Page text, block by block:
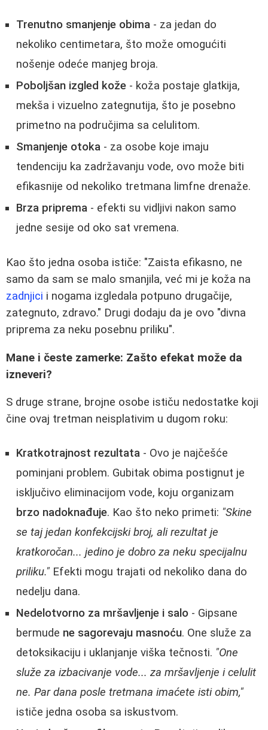
Trenutno smanjenje obima - za jedan do
nekoliko centimetara, što može omogućiti
nošenje odeće manjeg broja.
Poboljšan izgled kože - koža postaje glatkija,
mekša i vizuelno zategnutija, što je posebno
primetno na područjima sa celulitom.
Smanjenje otoka - za osobe koje imaju
tendenciju ka zadržavanju vode, ovo može biti
efikasnije od nekoliko tretmana limfne drenaže.
Brza priprema - efekti su vidljivi nakon samo
jedne sesije od oko sat vremena.
Kao što jedna osoba ističe: "Zaista efikasno, ne
samo da sam se malo smanjila, već mi je koža na
zadnjici i nogama izgledala potpuno drugačije,
zategnuto, zdravo." Drugi dodaju da je ovo "divna
priprema za neku posebnu priliku".
Mane i česte zamerke: Zašto efekat može da
izneveri?
S druge strane, brojne osobe ističu nedostatke koji
čine ovaj tretman neisplativim u dugom roku:
Kratkotrajnost rezultata - Ovo je najčešće
pominjani problem. Gubitak obima postignut je
isključivo eliminacijom vode, koju organizam
brzo nadoknađuje. Kao što neko primeti: "Skine
se taj jedan konfekcijski broj, ali rezultat je
kratkoročan... jedino je dobro za neku specijalnu
priliku." Efekti mogu trajati od nekoliko dana do
nedelju dana.
Nedelotvorno za mršavljenje i salo - Gipsane
bermude ne sagorevaju masnoću. One služe za
detoksikaciju i uklanjanje viška tečnosti. "One
služe za izbacivanje vode... za mršavljenje i celulit
ne. Par dana posle tretmana imaćete isti obim,"
ističe jedna osoba sa iskustvom.